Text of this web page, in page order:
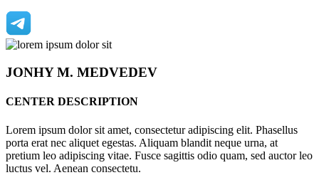
JONHYM. MEDVEDEV
CENTER DESCRIPTION
Lorem ipsum dolor sit amet, consectetur adipiscing elit. Phasellus
porta erat nec aliquet egestas. Aliquam blandit neque urna, at
pretium leo adipiscing vitae. Fusce sagittis odio quam, sed auctor leo
luctus vel. Aenean consectetu.